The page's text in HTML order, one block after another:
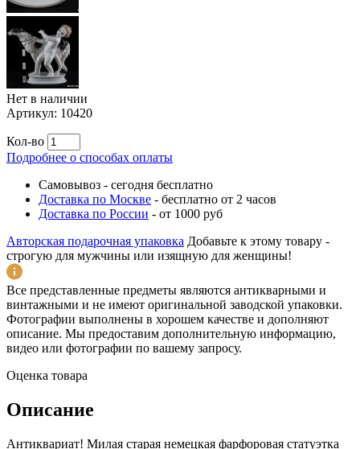
Нет в наличии
Артикул: 10420
Кол-во
Подробнее о способах оплаты
Самовывоз - сегодня бесплатно
Доставка по Москве - бесплатно от 2 часов
Доставка по России - от 1000 руб
Авторская подарочная упаковка Добавьте к этому товару -
строгую для мужчины или изящную для женщины!
Все представленные предметы являются антикварными и
винтажными и не имеют оригинальной заводской упаковки.
Фотографии выполнены в хорошем качестве и дополняют
описание. Мы предоставим дополнительную информацию,
видео или фотографии по вашему запросу.
Оценка товара
Описание
Антиквариат! Милая старая немецкая фарфоровая статуэтка